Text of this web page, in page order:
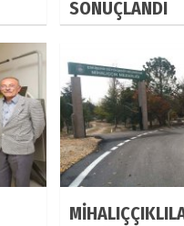
SONUÇLANDI